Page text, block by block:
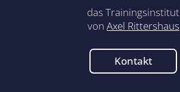
das Trainingsinstitut
von Axel Rittershaus
Kontakt